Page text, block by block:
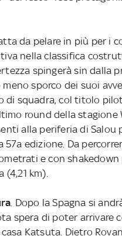
da pelare in più per i
nella classifica
spingerà sin dalla
sporco dei suoi
di squadra, col titolo
round della stagione
alla periferia di Salou
edizione. Da
e con
(4,21 km).
. Dopo la Spagna si
spera di poter arrivare
Katsuta. Dietro